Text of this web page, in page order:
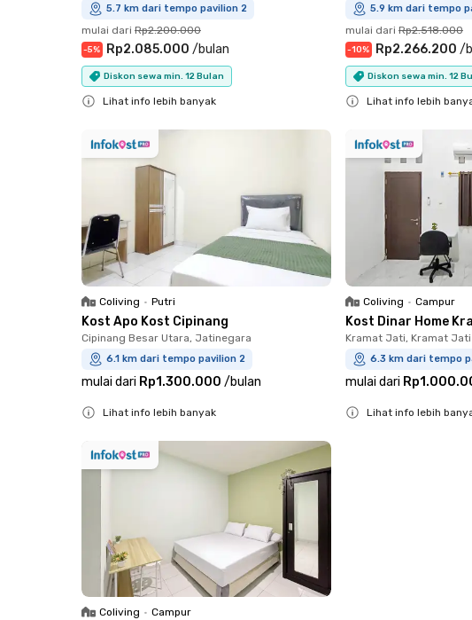
5.7 km dari tempo pavilion 2
mulai dari Rp2.200.000
-5% Rp2.085.000 /bulan
Diskon sewa min. 12 Bulan
Lihat info lebih banyak
5.9 km dari tempo
mulai dari Rp2.518.000
-10% Rp2.266.200 /
Diskon sewa min. 12
Lihat info lebih
Coliving • Putri
Kost Apo Kost Cipinang
Cipinang Besar Utara, Jatinegara
6.1 km dari tempo pavilion 2
mulai dari Rp1.300.000 /bulan
Lihat info lebih banyak
Coliving • Campur
Kost Dinar Home
Kramat Jati, Kramat Jati
6.3 km dari tempo
mulai dari
Lihat info lebih
Coliving • Campur